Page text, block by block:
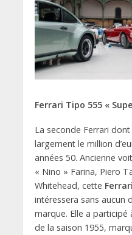
Ferrari Tipo 555 «
La seconde Ferrari
largement le million
années 50. Ancienne
« Nino » Farina, Piero
Whitehead, cette
intéressera sans aucun
marque. Elle a participé
de la saison 1955,